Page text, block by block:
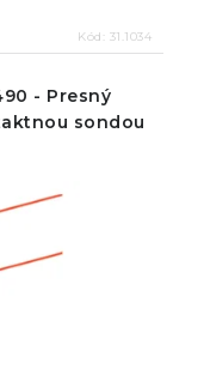
Kód: 31.1034
- Presný
sondou